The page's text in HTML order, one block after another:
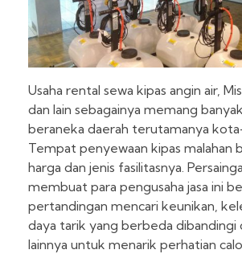
Usaha rental sewa kipas angin air,
dan lain sebagainya memang
beraneka daerah terutamanya
Tempat penyewaan kipas malahan
harga dan jenis fasilitasnya.
membuat para pengusaha jasa ini
pertandingan mencari keunikan,
daya tarik yang berbeda dibandingi
lainnya untuk menarik perhatian